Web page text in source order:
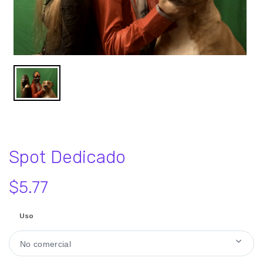
Spot Dedicado
$5.77
Uso
No comercial